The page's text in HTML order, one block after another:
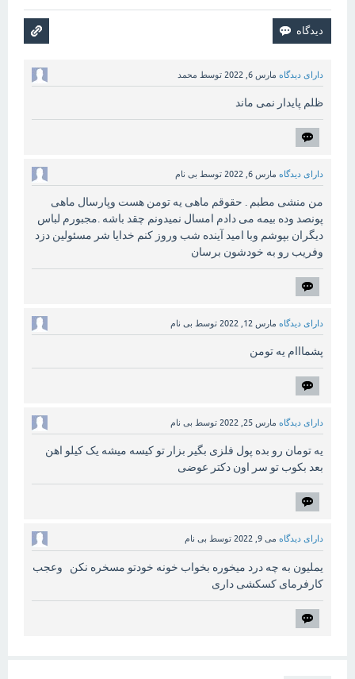
دارای دیدگاه مارس 6, 2022 توسط محمد
ظلم پایدار نمی ماند
دارای دیدگاه مارس 6, 2022 توسط بی نام
من منشی مطبم . حقوقم ماهی یه تومن هست وپارسال ماهی
پونصد وده بیمه می دادم امسال نمیدونم چقد باشه .مجبورم لباس
دیگران بپوشم وبا امید آینده شب وروز کنم خدایا شر مسئولین دزد
وفریب رو به خودشون برسان
دارای دیدگاه مارس 12, 2022 توسط بی نام
پشمااام یه تومن
دارای دیدگاه مارس 25, 2022 توسط بی نام
یه تومان رو بده پول فلزی بگیر بزار تو کیسه میشه یک کیلو اهن
بعد بکوب تو سر اون دکتر عوضی
دارای دیدگاه می 9, 2022 توسط بی نام
یملیون به چه درد میخوره بخواب خونه خودتو مسخره نکن وعجب
کارفرمای کسکشی داری